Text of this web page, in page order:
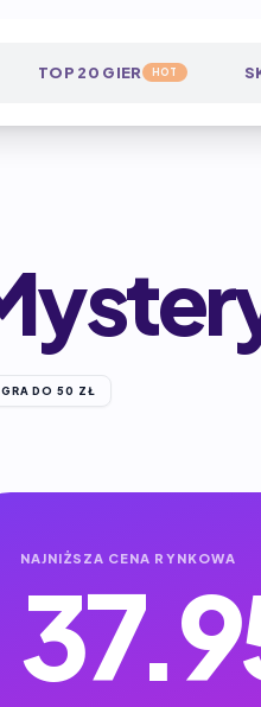
TOP 20 GIER HOT
GRA DO 50 ZŁ
NAJNIŻSZA CENA RYNKOWA